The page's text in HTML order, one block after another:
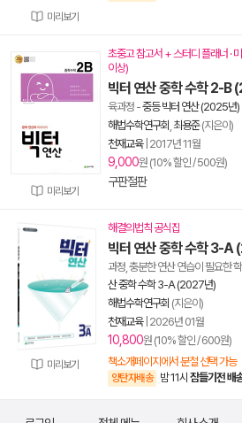
미리보기
미리보기
초중고 참고서 + 스터디 플래너 ·
이상)
빅터 연산 중학 수학 2-B
육과정 -중등 빅터 연산 (2025년)
해법수학연구회 최용준(지은이)
천재교육| 2017년 11월
9,000원 (10% 할인 / 500원)
구판절판
미리보기
해결의법칙 공식집
빅터 연산 중학 수학 3-
과정, 충분한 연산 연습이 필요한
산 중학 수학 3-A (2027년)
해법수학연구회 (지은이)
천재교육| 2026년 01월
10,800원 (10% 할인 / 600원)
책소개페이지에서 분철 선택 가능
양탄자배송 밤 11시 잠들기전 배